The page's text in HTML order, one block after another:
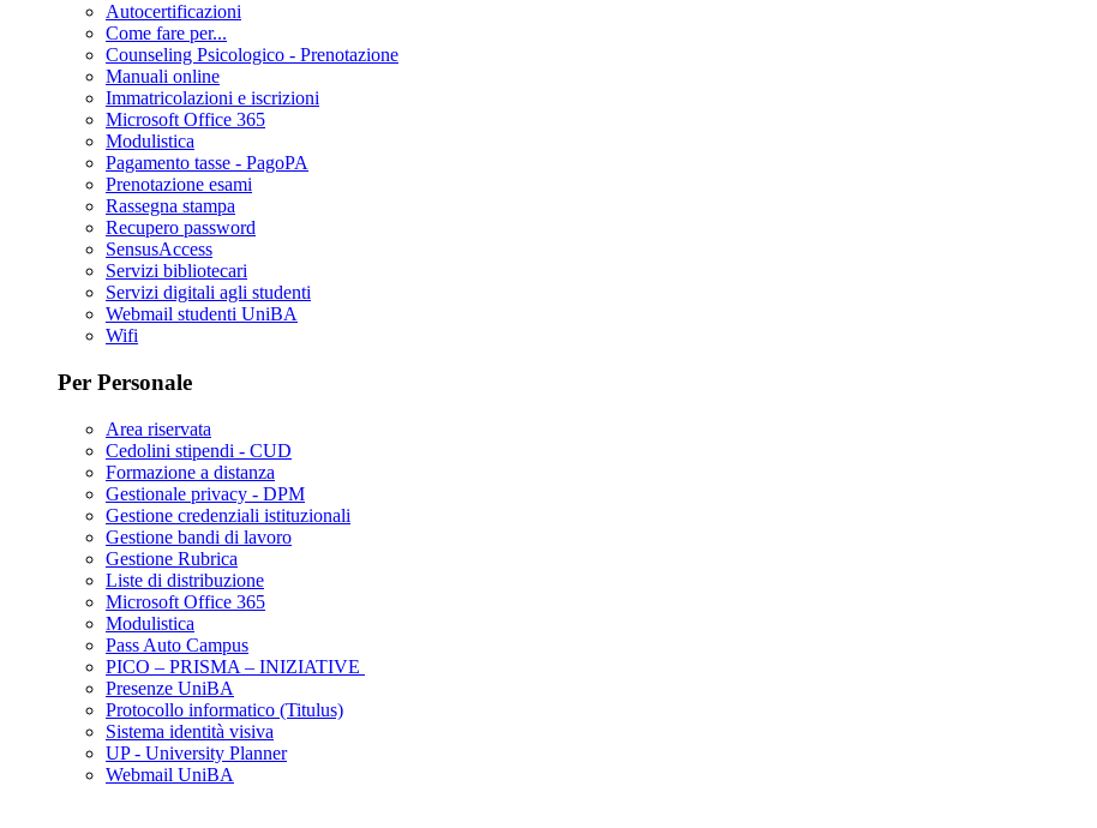
Autocertificazioni
Come fare per...
Counseling Psicologico - Prenotazione
Manuali online
Immatricolazioni e iscrizioni
Microsoft Office 365
Modulistica
Pagamento tasse - PagoPA
Prenotazione esami
Rassegna stampa
Recupero password
SensusAccess
Servizi bibliotecari
Servizi digitali agli studenti
Webmail studenti UniBA
Wifi
Per Personale
Area riservata
Cedolini stipendi - CUD
Formazione a distanza
Gestionale privacy - DPM
Gestione credenziali istituzionali
Gestione bandi di lavoro
Gestione Rubrica
Liste di distribuzione
Microsoft Office 365
Modulistica
Pass Auto Campus
PICO – PRISMA – INIZIATIVE
Presenze UniBA
Protocollo informatico (Titulus)
Sistema identità visiva
UP - University Planner
Webmail UniBA